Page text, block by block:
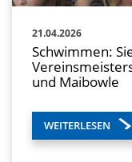
21.04.2026
Schwimmen:
und Maibowle
WEITERLESEN